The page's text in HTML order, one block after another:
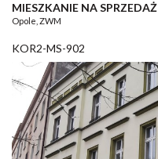
MIESZKANIE NA SPRZEDAŻ
Opole, ZWM
KOR2-MS-902